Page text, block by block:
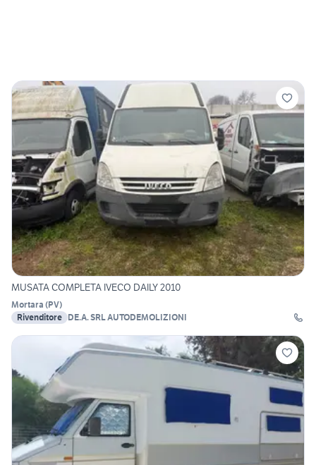
MUSATA COMPLETA IVECO DAILY 2010
Mortara (PV)
Rivenditore DE.A. SRL AUTODEMOLIZIONI